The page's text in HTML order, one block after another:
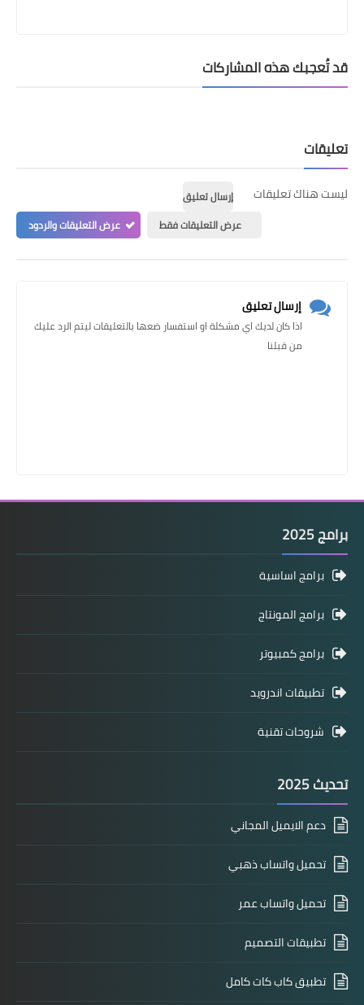
قد تُعجبك هذه المشاركات
تعليقات
ليست هناك تعليقات
إرسال تعليق
عرض التعليقات فقط
عرض التعليقات والردود
إرسال تعليق
اذا كان لديك اي مشكلة او استفسار ضعها بالتعليقات ليتم الرد عليك
من قبلنا
برامج 2025
برامج اساسية
برامج المونتاج
برامج كمبيوتر
تطبيقات اندرويد
شروحات تقنية
تحديث 2025
دعم الايميل المجاني
تحميل واتساب ذهبي
تحميل واتساب عمر
تطبيقات التصميم
تطبيق كاب كات كامل